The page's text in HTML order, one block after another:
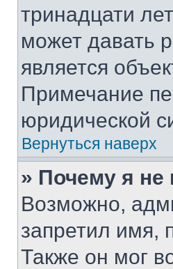
тринадцати
может давать
является
Примечание
юридической
Вернуться наверх
» Почему я не
Возможно,
запретил имя,
Также он мог